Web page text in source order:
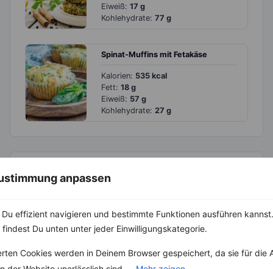
anpassen
effizient navigieren und bestimmte Funktionen ausführen
Du unten unter jeder Einwilligungskategorie.
Cookies werden in Deinem Browser gespeichert, da sie für die
Eiweiß: 17 g
Kohlehydrate: 77 g
Spinat-Muffins mit Fetakäse
Kalorien: 535 kcal
Fett: 18 g
Eiweiß: 57 g
Kohlehydrate: 27 g
Weitere Themen durchsuchen